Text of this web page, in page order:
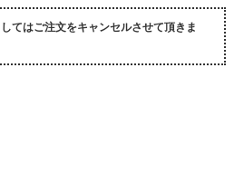
てはご注文をキャンセルさせて頂きま